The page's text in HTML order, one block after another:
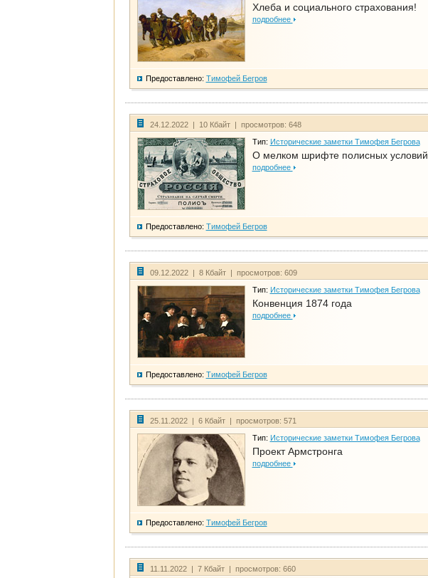
Хлеба и социального страхования!
подробнее
Предоставлено: Тимофей Бегров
24.12.2022 | 10 Кбайт | просмотров: 648
Тип: Исторические заметки Тимофея Бегрова
О мелком шрифте полисных условий
подробнее
Предоставлено: Тимофей Бегров
09.12.2022 | 8 Кбайт | просмотров: 609
Тип: Исторические заметки Тимофея Бегрова
Конвенция 1874 года
подробнее
Предоставлено: Тимофей Бегров
25.11.2022 | 6 Кбайт | просмотров: 571
Тип: Исторические заметки Тимофея Бегрова
Проект Армстронга
подробнее
Предоставлено: Тимофей Бегров
11.11.2022 | 7 Кбайт | просмотров: 660